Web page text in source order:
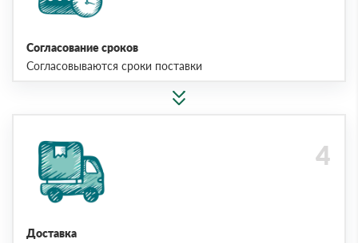
Согласование сроков
Согласовываются сроки поставки
Доставка